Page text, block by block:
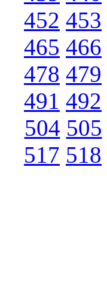
452 453
465 466
478 479
491 492
504 505
517 518